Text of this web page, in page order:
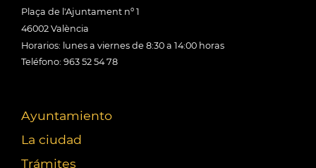
Plaça de l'Ajuntament nº 1
46002 València
Horarios: lunes a viernes de 8:30 a 14:00 horas
Teléfono: 963 52 54 78
Ayuntamiento
La ciudad
Trámites